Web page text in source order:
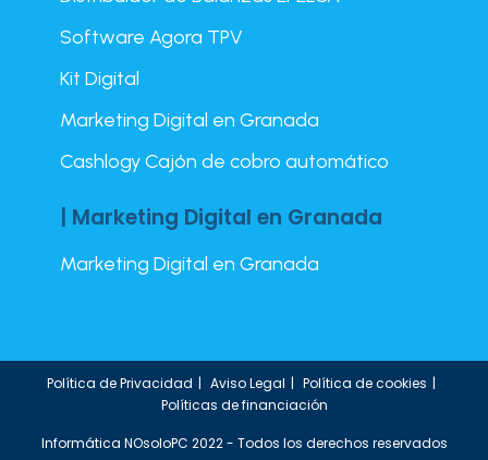
Software Agora TPV
Kit Digital
Marketing Digital en Granada
Cashlogy Cajón de cobro automático
| Marketing Digital en Granada
Marketing Digital en Granada
Política de Privacidad Aviso Legal
Política de cookies
Políticas de financiación
Informática NOsoloPC 2022 - Todos los derechos reservados